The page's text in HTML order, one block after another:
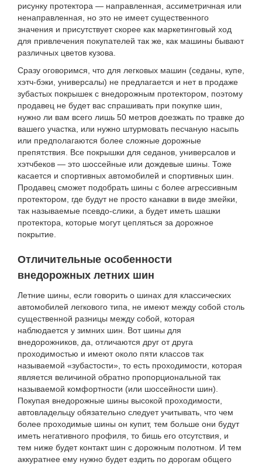
рисунку протектора — направленная, ассиметричная или
ненаправленная, но это не имеет существенного
значения и присутствует скорее как маркетинговый ход
для привлечения покупателей так же, как машины бывают
различных цветов кузова.
Сразу оговоримся, что для легковых машин (седаны, купе,
хэтч-бэки, универсалы) не предлагается и нет в продаже
зубастых покрышек с внедорожным протектором, поэтому
продавец не будет вас спрашивать при покупке шин,
нужно ли вам всего лишь 50 метров доезжать по травке до
вашего участка, или нужно штурмовать песчаную насыпь
или предполагаются более сложные дорожные
препятствия. Все покрышки для седанов, универсалов и
хэтчбеков — это шоссейные или дождевые шины. Тоже
касается и спортивных автомобилей и спортивных шин.
Продавец сможет подобрать шины с более агрессивным
протектором, где будут не просто канавки в виде змейки,
так называемые псевдо-слики, а будет иметь шашки
протектора, которые могут цепляться за дорожное
покрытие.
Отличительные особенности
внедорожных летних шин
Летние шины, если говорить о шинах для классических
автомобилей легкового типа, не имеют между собой столь
существенной разницы между собой, которая
наблюдается у зимних шин. Вот шины для
внедорожников, да, отличаются друг от друга
проходимостью и имеют около пяти классов так
называемой «зубастости», то есть проходимости, которая
является величиной обратно пропорциональной так
называемой комфортности (или шоссейности шин).
Покупая внедорожные шины высокой проходимости,
автовладельцу обязательно следует учитывать, что чем
более проходимые шины он купит, тем больше они будут
иметь негативного профиля, то бишь его отсутствия, и
тем ниже будет контакт шин с дорожным полотном. И тем
аккуратнее ему нужно будет ездить по дорогам общего